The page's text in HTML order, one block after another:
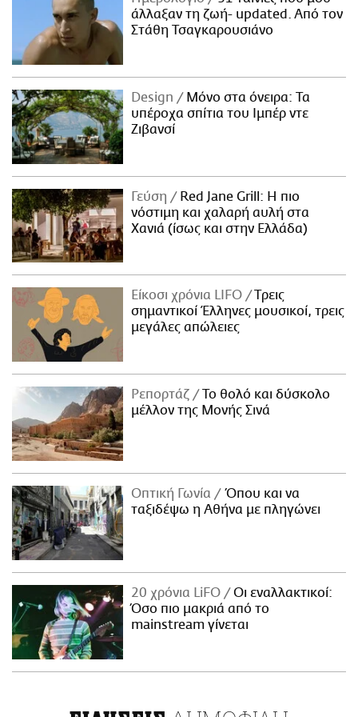
άλλαξαν τη ζωή- updated. Aπό τον
Στάθη Τσαγκαρουσιάνο
Design
Μόνο στα όνειρα: Τα
υπέροχα σπίτια του Ιμπέρ ντε
Ζιβανσί
Γεύση
Red Jane Grill: Η πιο
νόστιμη και χαλαρή αυλή στα
Χανιά (ίσως και στην Ελλάδα)
Είκοσι χρόνια LIFO
Tρεις
σημαντικοί Έλληνες μουσικοί, τρεις
μεγάλες απώλειες
Ρεπορτάζ
Το θολό και δύσκολο
μέλλον της Μονής Σινά
Οπτική Γωνία
Όπου και να
ταξιδέψω η Αθήνα με πληγώνει
20 χρόνια LiFO
Οι εναλλακτικοί:
Όσο πιο μακριά από το
mainstream γίνεται